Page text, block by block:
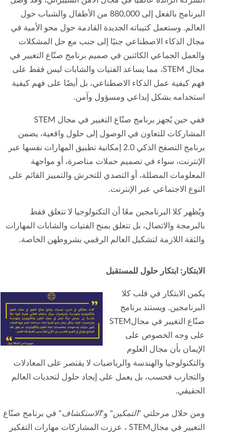
البرنامج بالفعل إلى 880,000 من الأطفال والشباب حول
العالم. وستعمل كتيباته الجديدة القادمة حول محو الأمية في
مجال الذكاء الاصطناعي جنبًا إلى جنب مع حل المشكلات
والعمل الجماعي الكائنين في صميم برنامج صنّاع التغيير في
مجال STEM، مما يساعد الفتيات والشابات ليس فقط على
فهم كيفية عمل الذكاء الاصطناعي، بل أيضًا على فهم كيفية
استخدامه بشكل إبداعي ومسؤول وآمن.
ففي حين يُجهز برنامج صنّاع التغيير في مجال STEM
المشاركات للتعاون في الوصول إلى حلول واقعية، يضمن
برنامج التصفح الذكي 2.0 إمكانية تطبيق المهارات نفسها عبر
الإنترنت، سواء في تصميم حملات مناصرة، أو مواجهة
المعلومات المضللة، أو التصدي للتحرش والتمييز القائم على
النوع الاجتماعي عبر الإنترنت.
ويُظهر كلا البرنامجين معًا أن التكنولوجيا لا تتعلق فقط
بالبرمجة والاتصال، بل تتعلق بمنح الفتيات والشابات المهارات
والثقة اللازمة لتشكيل العالم الرقمي بشروطهن الخاصة.
الابتكار: ابتكار حلول للمستقبل
يكمن الابتكار في قلب كلا
البرنامجين. ويستند برنامج
صنّاع التغيير في مجالSTEM
على وجه الخصوص على
الإيمان بأن مجال العلوم
والتكنولوجيا والهندسة والرياضيات لا يقتصر على المعادلات
والتجارب فحسب، بل يعمل على إيجاد حلول لتحديات العالم
الحقيقي.
ومن خلال مرحلتي "التمكين" و"الاستكشاف" في برنامج صنّاع
التغيير في مجالSTEM ، عززت المشاركات مهارات التفكير